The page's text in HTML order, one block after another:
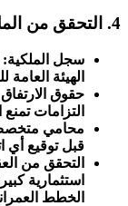
4. التحقق من الملكية والتسجيل العقاري
سجل الملكية:
الهيئة
حقوق
التزامات
محامي متخصص:
قبل توقيع أي
التحقق من
استثمارية
الخطط